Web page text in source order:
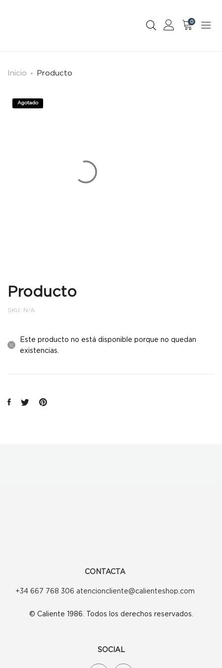
0
Inicio Producto
Agotado
Producto
SKU: N/A
Este producto no está disponible porque no quedan
existencias.
CONTACTA
+34 667 768 306 atencioncliente@calienteshop.com
© Caliente 1986. Todos los derechos reservados.
SOCIAL